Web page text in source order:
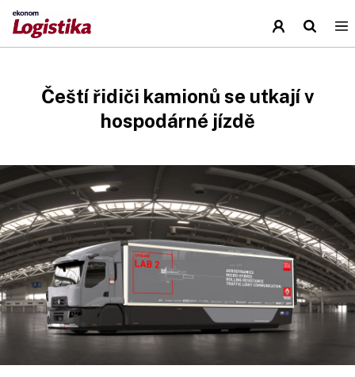
Čeští řidiči kamionů se utkají v
hospodárné jízdě